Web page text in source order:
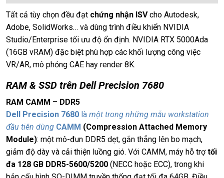
Tất cả tùy chọn đều đạt chứng nhận ISVcho Autodesk,
Adobe, SolidWorks… và dùng trình điều khiển NVIDIA
Studio/Enterprise tối ưu độ ổn định. NVIDIA RTX 5000Ada
(16GB vRAM) đặc biệt phù hợp các khối lượng công việc
VR/AR, mô phỏng CAE hay render 8K.
RAM & SSD trên Dell Precision 7680
RAM CAMM – DDR5
Dell Precision 7680 là một trong những mẫu workstation
đầu tiên dùng CAMM (Compression Attached Memory
Module): một mô-đun DDR5 dẹt, gắn thẳng lên bo mạch,
giảm độ dày và cải thiện luồng gió. Với CAMM, máy hỗ trợtối
đa 128 GB DDR5-5600/5200 (NECC hoặc ECC), trong khi